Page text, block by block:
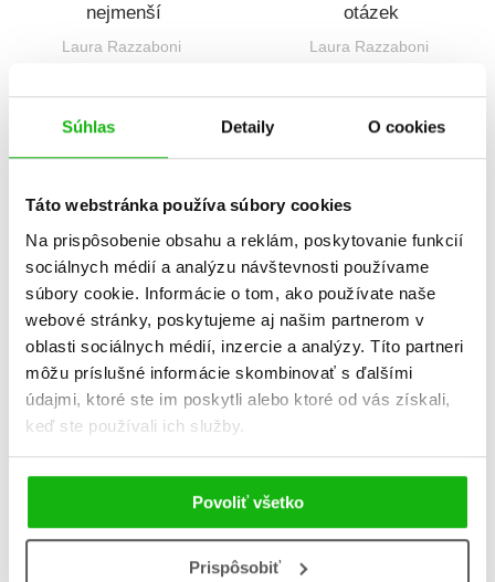
Súhlas Detaily O cookies
Táto webstránka používa súbory cookies
Na prispôsobenie obsahu a reklám, poskytovanie funkcií
sociálnych médií a analýzu návštevnosti používame
súbory cookie. Informácie o tom, ako používate naše
webové stránky, poskytujeme aj našim partnerom v
oblasti sociálnych médií, inzercie a analýzy. Títo partneri
môžu príslušné informácie skombinovať s ďalšími
údajmi, ktoré ste im poskytli alebo ktoré od vás získali,
keď ste používali ich služby.
Povoliť všetko
Prispôsobiť
nejmenší
Laura Razzaboni
otázek
Laura Razzaboni
Knížka s okénky:
Farma
Anna Casalis
Knížka s okénky:
Město
Anna Casalis